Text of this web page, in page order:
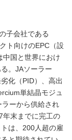
子会社である
ト向けのEPC（設
中国と世界におけ
。JAソーラー
化（PID）、高出
単結晶モジュ
ーから供給され
年末までに完工の
は、200人超の雇